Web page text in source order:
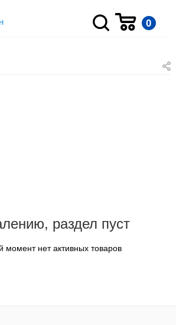
0
раздел пуст
момент нет активных товаров